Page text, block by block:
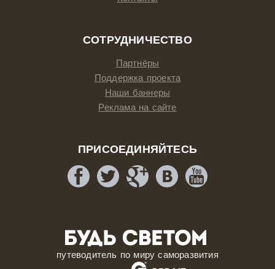
СОТРУДНИЧЕСТВО
Партнёры
Поддержка проекта
Наши баннеры
Реклама на сайте
ПРИСОЕДИНЯЙТЕСЬ
путеводитель по миру саморазвития